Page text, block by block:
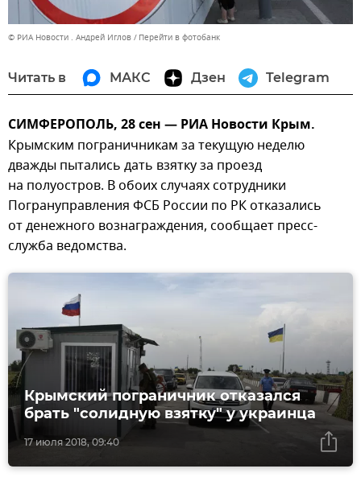
© РИА Новости . Андрей Иглов Перейти в фотобанк
Читать в МАКС Дзен Telegram
СИМФЕРОПОЛЬ, 28 сен — РИА Новости Крым.
Крымским пограничникам за текущую неделю
дважды пытались дать взятку за проезд
на полуостров. В обоих случаях сотрудники
Погрануправления ФСБ России по РК отказались
от денежного вознаграждения, сообщает пресс-
служба ведомства.
17 июля 2018, 09:40
Крымский пограничник отказался
брать "солидную взятку" у украинца